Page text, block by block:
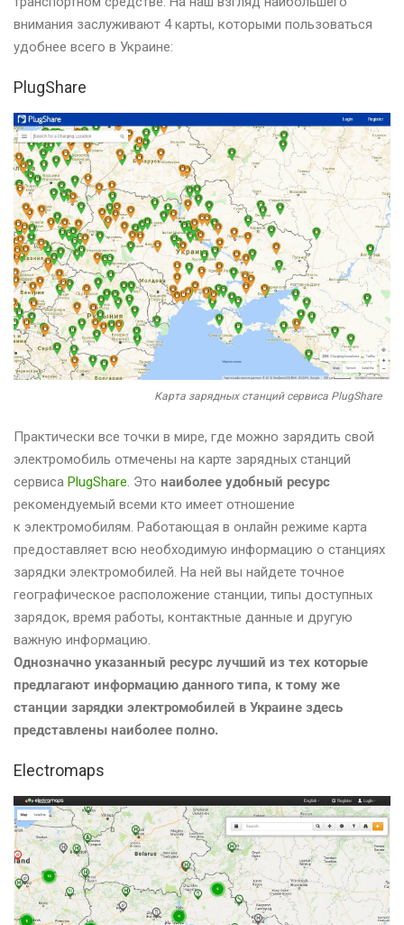
внимания заслуживают 4 карты, которыми пользоваться
удобнее всего в Украине:
PlugShare
Карта зарядных станций сервиса PlugShare
Практически все точки в мире, где можно зарядить свой
электромобиль отмечены на карте зарядных станций
сервиса PlugShare. Это наиболее удобный ресурс
рекомендуемый всеми кто имеет отношение
к электромобилям. Работающая в онлайн режиме карта
предоставляет всю необходимую информацию о станциях
зарядки электромобилей. На ней вы найдете точное
географическое расположение станции, типы доступных
зарядок, время работы, контактные данные и другую
важную информацию.
Однозначно указанный ресурс лучший из тех которые
предлагают информацию данного типа, к тому же
станции зарядки электромобилей в Украине здесь
представлены наиболее полно.
Electromaps